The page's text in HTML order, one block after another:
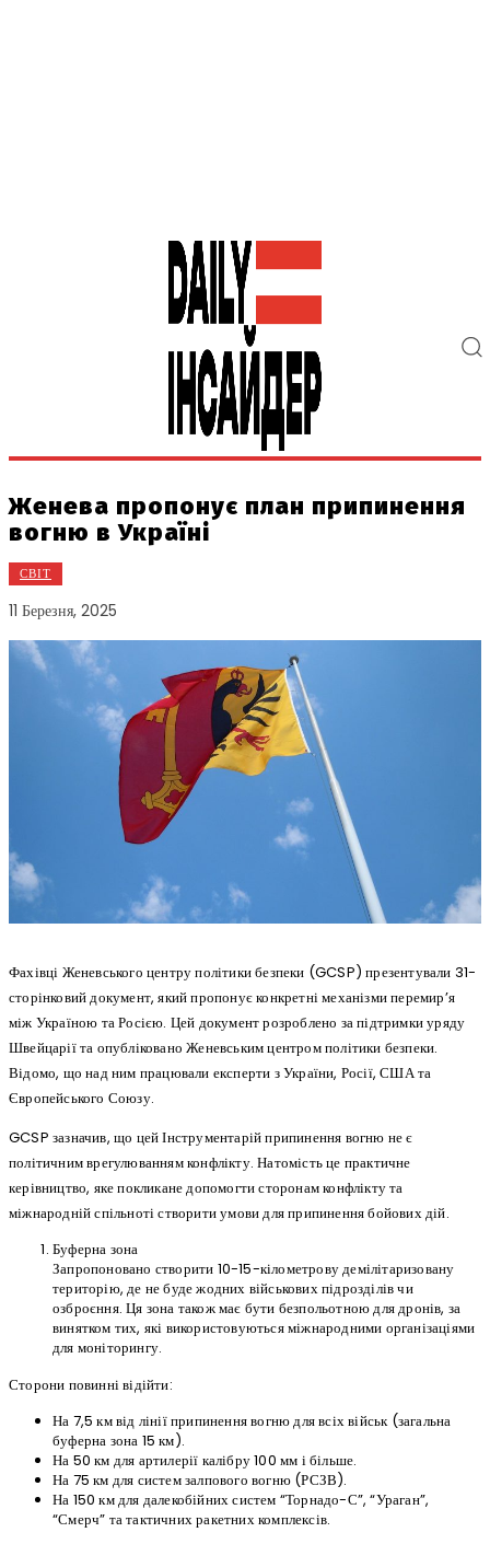
Женева пропонує план припинення
вогню в Україні
СВІТ
11 Березня, 2025
Фахівці Женевського центру політики безпеки (GCSP) презентували 31-
сторінковий документ, який пропонує конкретні механізми перемир’я
між Україною та Росією. Цей документ розроблено за підтримки уряду
Швейцарії та опубліковано Женевським центром політики безпеки.
Відомо, що над ним працювали експерти з України, Росії, США та
Європейського Союзу.
GCSP зазначив, що цей Інструментарій припинення вогню не є
політичним врегулюванням конфлікту. Натомість це практичне
керівництво, яке покликане допомогти сторонам конфлікту та
міжнародній спільноті створити умови для припинення бойових дій.
Буферна зона
Запропоновано створити 10-15-кілометрову демілітаризовану
територію, де не буде жодних військових підрозділів чи
озброєння. Ця зона також має бути безпольотною для дронів, за
винятком тих, які використовуються міжнародними організаціями
для моніторингу.
Сторони повинні відійти:
На 7,5 км від лінії припинення вогню для всіх військ (загальна
буферна зона 15 км).
На 50 км для артилерії калібру 100 мм і більше.
На 75 км для систем залпового вогню (РСЗВ).
На 150 км для далекобійних систем “Торнадо-С”, “Ураган”,
“Смерч” та тактичних ракетних комплексів.